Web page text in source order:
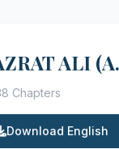
ALI
Chapters
Download English